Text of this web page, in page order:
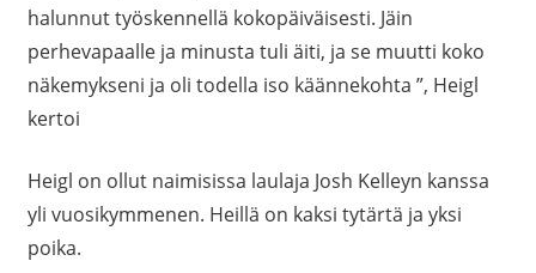
halunnut työskennellä kokopäiväisesti. Jäin
perhevapaalle ja minusta tuli äiti, ja se muutti koko
näkemykseni ja oli todella iso käännekohta ”, Heigl
kertoi
Heigl on ollut naimisissa laulaja Josh Kelleyn kanssa
yli vuosikymmenen. Heillä on kaksi tytärtä ja yksi
poika.